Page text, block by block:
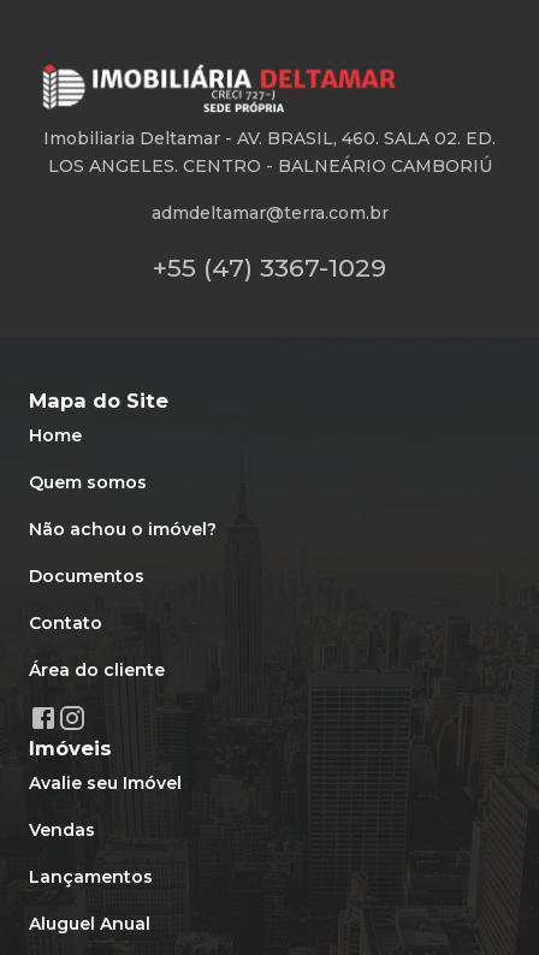
Imobiliaria Deltamar - AV. BRASIL, 460. SALA 02. ED.
LOS ANGELES. CENTRO - BALNEÁRIO CAMBORIÚ
admdeltamar@terra.com.br
+55 (47) 3367-1029
Mapa do Site
Home
Quem somos
Não achou o imóvel?
Documentos
Contato
Área do cliente
Imóveis
Avalie seu Imóvel
Vendas
Lançamentos
Aluguel Anual